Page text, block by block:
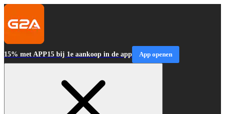
15% met APP15 bij 1e aankoop in de app App openen